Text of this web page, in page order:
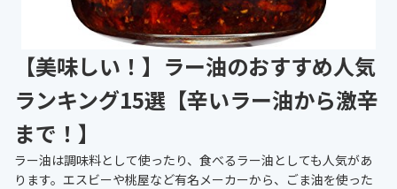
【美味しい！】ラー油のおすすめ人気
ランキング15選【辛いラー油から激辛
まで！】
ラー油は調味料として使ったり、食べるラー油としても人気があ
ります。エスビーや桃屋など有名メーカーから、ごま油を使った